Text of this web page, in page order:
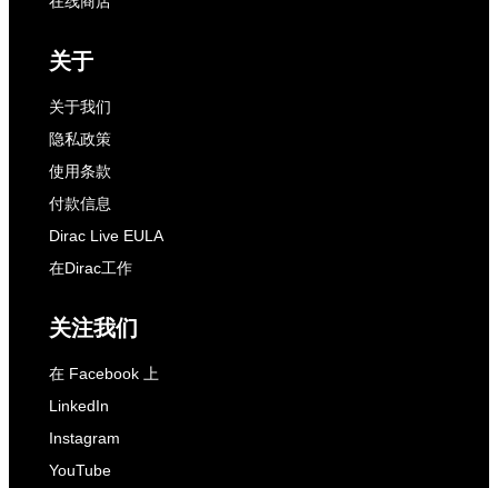
关于
关于我们
隐私政策
使用条款
付款信息
Dirac Live EULA
在Dirac工作
关注我们
在 Facebook 上
LinkedIn
Instagram
YouTube